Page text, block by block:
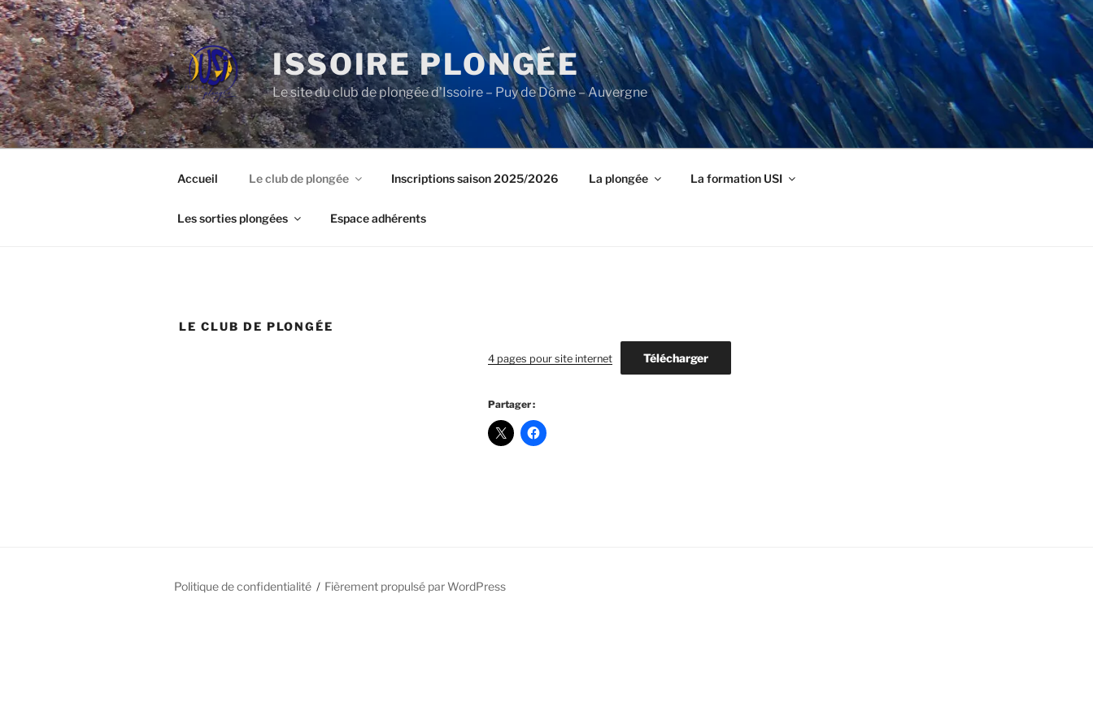
Aller
au
contenu
principal
ISSOIRE PLONGÉE
Le site du club de plongée d'Issoire – Puy de Dôme – Auvergne
Accueil Le club de plongée Inscriptions saison 2025/2026 La plongée La formation USI
Les sorties plongées Espace adhérents
LE CLUB DE PLONGÉE
4 pages pour site internet Télécharger
Partager :
Politique de confidentialité Fièrement propulsé par WordPress